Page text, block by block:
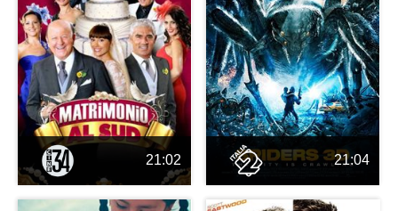
21:02 21:04